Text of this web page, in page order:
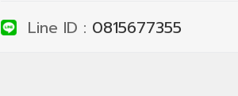
Line ID : 0815677355